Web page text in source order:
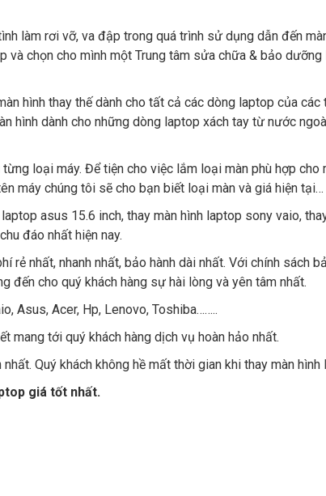
làm rơi vỡ, va đập trong quá trình sử dụng dẫn đến
và chọn cho mình một Trung tâm sửa chữa & bảo
hình thay thế dành cho tất cả các dòng laptop của các
hình dành cho những dòng laptop xách tay từ nước
loại máy. Để tiện cho việc lắm loại màn phù hợp cho
máy chúng tôi sẽ cho bạn biết loại màn và giá hiện tại…
asus 15.6 inch, thay màn hình laptop sony vaio,
đáo nhất hiện nay.
nhất, nhanh nhất, bảo hành dài nhất. Với chính sách
đến cho quý khách hàng sự hài lòng và yên tâm nhất.
Asus, Acer, Hp, Lenovo, Toshiba……..
mang tới quý khách hàng dịch vụ hoàn hảo nhất.
Quý khách không hề mất thời gian khi thay màn hình
giá tốt nhất.